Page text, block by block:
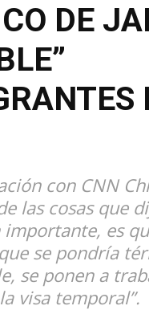
DE
con CNN
las cosas que
es
se pondría
se ponen a
visa temporal”.